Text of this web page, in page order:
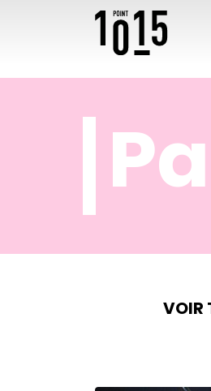
VOIR